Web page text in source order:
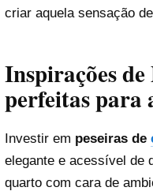
criar aquela sensação
Inspirações de
perfeitas para
Investir em peseiras de
elegante e acessível de
quarto com cara de